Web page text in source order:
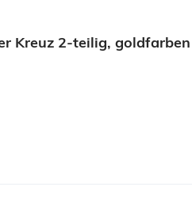
Kreuz 2-teilig, goldfarben
Preis: